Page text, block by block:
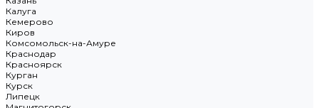
Калуга
Кемерово
Киров
Комсомольск-на-Амуре
Краснодар
Красноярск
Курган
Курск
Липецк